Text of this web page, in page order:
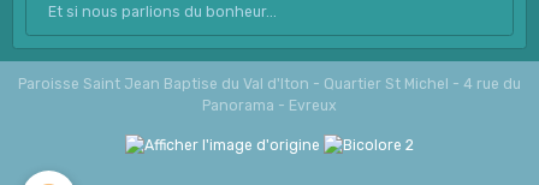
Et si nous parlions du bonheur...
Paroisse Saint Jean Baptise du Val d'Iton - Quartier St Michel - 4 rue du
Panorama - Evreux